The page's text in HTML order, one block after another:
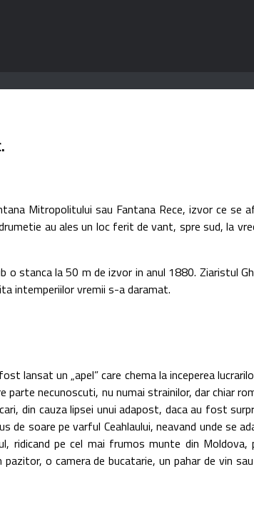
sau Fantana Rece, izvor ce se
au ales un loc ferit de vant, spre sud, la
la 50 m de izvor in anul 1880. Ziaristul
intemperiilor vremii s-a daramat.
un „apel” care chema la inceperea
necunoscuti, nu numai strainilor, dar chiar
din cauza lipsei unui adapost, daca au fost
soare pe varful Ceahlaului, neavand unde se
pe cel mai frumos munte din Moldova,
o camera de bucatarie, un pahar de vin